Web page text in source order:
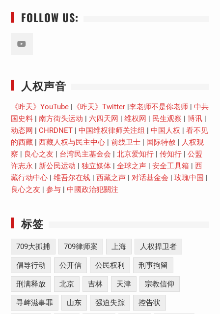
FOLLOW US:
人权声音
《昨天》YouTube| 《昨天》Twitter|李老师不是你老师| 中共
国史料| 南方街头运动 | 六四天网 | 维权网 | 民生观察 | 博讯|
动态网 | CHRDNET| 中国维权律师关注组 | 中国人权 | 看不见
的西藏| 西藏人权与民主中心| 前线卫士| 国际特赦 | 人权观
察 | 良心之友 | 台湾民主基金会 | 北京爱知行| 传知行| 公盟
许志永 | 新公民运动 | 独立媒体| 全球之声| 安全工具箱 | 西
藏行动中心| 维吾尔在线| 西藏之声| 对话基金会 | 玫瑰中国 |
良心之友 | 参与| 中國政治犯關注
标签
709大抓捕 709律师案 上海 人权捍卫者
倡导行动 公开信 公民权利 刑事拘留
刑满释放 北京 吉林 天津 宗教信仰
寻衅滋事罪 山东 强迫失踪 控告状